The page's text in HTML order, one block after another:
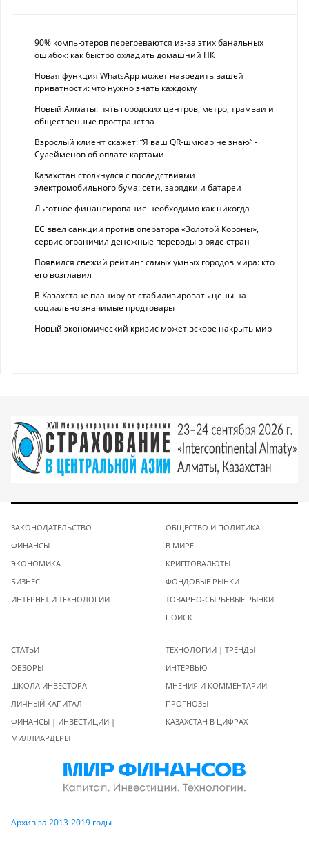
90% компьютеров перегреваются из-за этих банальных
ошибок: как быстро охладить домашний ПК
Новая функция WhatsApp может навредить вашей
приватности: что нужно знать каждому
Новый Алматы: пять городских центров, метро, трамваи и
общественные пространства
Взрослый клиент скажет: “Я ваш QR-шмюар не знаю“ -
Сулейменов об оплате картами
Казахстан столкнулся с последствиями
электромобильного бума: сети, зарядки и батареи
Льготное финансирование необходимо как никогда
ЕС ввел санкции против оператора «Золотой Короны»,
сервис ограничил денежные переводы в ряде стран
Появился свежий рейтинг самых умных городов мира: кто
его возглавил
В Казахстане планируют стабилизировать цены на
социально значимые продтовары
Новый экономический кризис может вскоре накрыть мир
ЗАКОНОДАТЕЛЬСТВО
ФИНАНСЫ
ЭКОНОМИКА
БИЗНЕС
ИНТЕРНЕТ И ТЕХНОЛОГИИ
ОБЩЕСТВО И ПОЛИТИКА
В МИРЕ
КРИПТОВАЛЮТЫ
ФОНДОВЫЕ РЫНКИ
ТОВАРНО-СЫРЬЕВЫЕ РЫНКИ
ПОИСК
СТАТЬИ
ОБЗОРЫ
ШКОЛА ИНВЕСТОРА
ЛИЧНЫЙ КАПИТАЛ
ФИНАНСЫ | ИНВЕСТИЦИИ |
МИЛЛИАРДЕРЫ
ТЕХНОЛОГИИ | ТРЕНДЫ
ИНТЕРВЬЮ
МНЕНИЯ И КОММЕНТАРИИ
ПРОГНОЗЫ
КАЗАХСТАН В ЦИФРАХ
Архив за 2013-2019 годы